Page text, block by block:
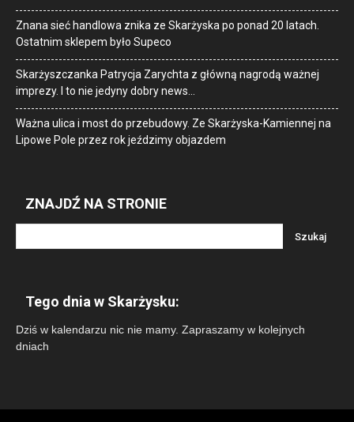
Znana sieć handlowa znika ze Skarżyska po ponad 20 latach.
Ostatnim sklepem było Supeco
Skarżyszczanka Patrycja Zarychta z główną nagrodą ważnej
imprezy. I to nie jedyny dobry news…
Ważna ulica i most do przebudowy. Ze Skarżyska-Kamiennej na
Lipowe Pole przez rok jeździmy objazdem
ZNAJDŹ NA STRONIE
Tego dnia w Skarżysku:
Dziś w kalendarzu nic nie mamy. Zapraszamy w kolejnych
dniach